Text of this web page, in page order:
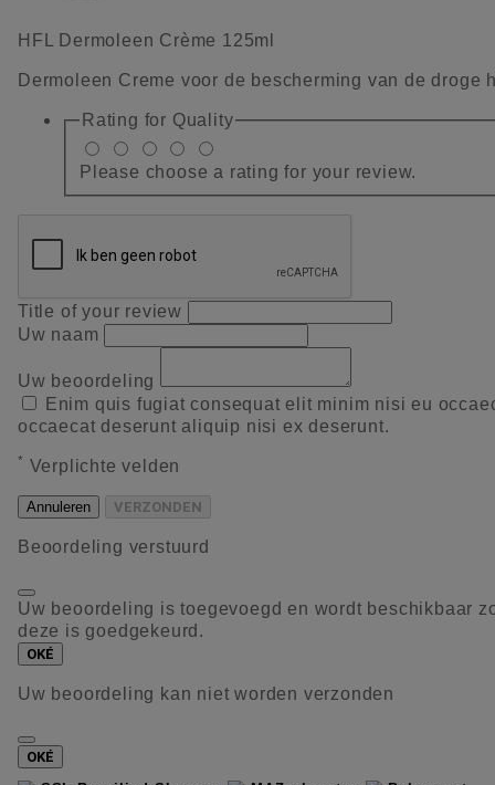
HFL Dermoleen Crème 125ml
Dermoleen Creme voor de bescherming van de droge
Rating for Quality
Please choose a rating for your review.
Title of your review
Uw naam
Uw beoordeling
Enim quis fugiat consequat elit minim nisi eu
occaecat deserunt aliquip nisi ex deserunt.
* Verplichte velden
Annuleren VERZONDEN
Beoordeling verstuurd
Uw beoordeling is toegevoegd en wordt beschikbaar
deze is goedgekeurd.
OKÉ
Uw beoordeling kan niet worden verzonden
OKÉ